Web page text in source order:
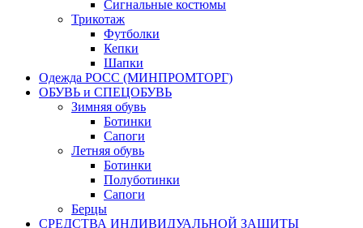
Сигнальные костюмы
Трикотаж
Футболки
Кепки
Шапки
Одежда РОСС (МИНПРОМТОРГ)
ОБУВЬ и СПЕЦОБУВЬ
Зимняя обувь
Ботинки
Сапоги
Летняя обувь
Ботинки
Полуботинки
Сапоги
Берцы
СРЕДСТВА ИНДИВИДУАЛЬНОЙ ЗАЩИТЫ